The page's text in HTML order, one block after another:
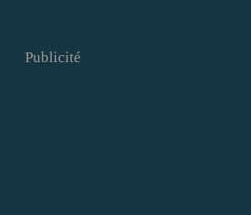
Publicité